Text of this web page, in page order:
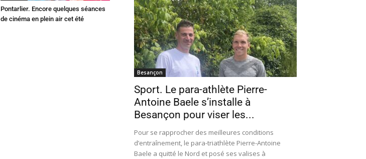
Pontarlier. Encore quelques séances
de cinéma en plein air cet été
Besançon
Sport. Le para-athlète Pierre-
Antoine Baele s’installe à
Besançon pour viser les...
Pour se rapprocher des meilleures conditions
d’entraînement, le para-triathlète Pierre-Antoine
Baele a quitté le Nord et posé ses valises à